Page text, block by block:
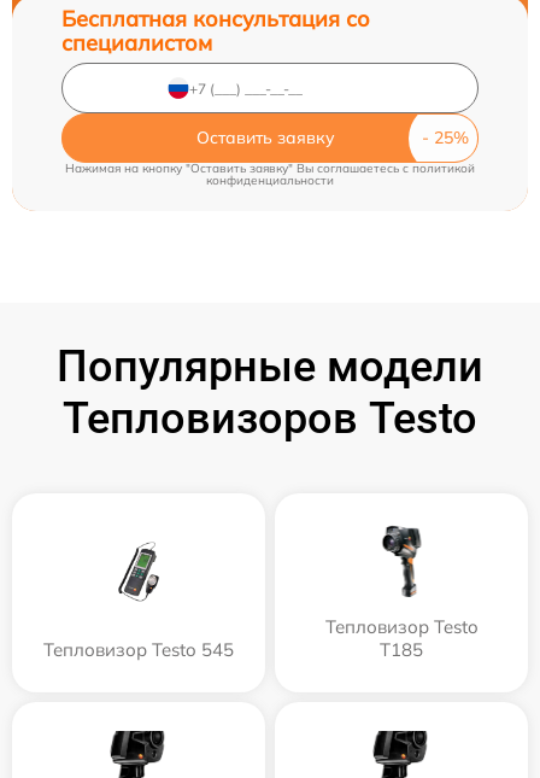
Бесплатная консультация со
специалистом
Оставить заявку
Нажимая на кнопку "Оставить заявку" Вы соглашаетесь cполитикой
конфиденциальности
Популярные модели
Тепловизоров Testo
Тепловизор Testo 545
Тепловизор Testo
T185